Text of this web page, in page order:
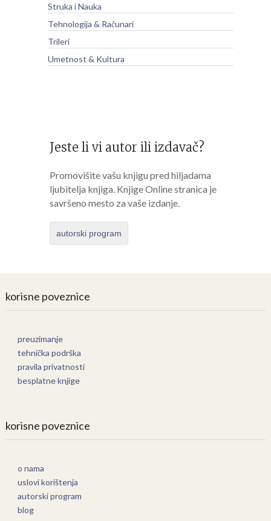
Struka i Nauka
Tehnologija & Računari
Trileri
Umetnost & Kultura
Jeste li vi autor ili izdavač?
Promovišite vašu knjigu pred hiljadama
ljubitelja knjiga. Knjige Online stranica je
savršeno mesto za vaše izdanje.
autorski program
korisne poveznice
preuzimanje
tehnička podrška
pravila privatnosti
besplatne knjige
korisne poveznice
o nama
uslovi korištenja
autorski program
blog